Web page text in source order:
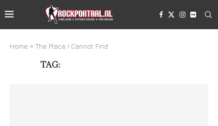
Home » The Place I Cannot Find
TAG: